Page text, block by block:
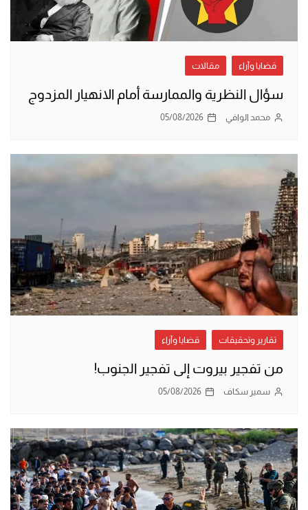
قضايا وآراء مقالات
سؤال النظرية والممارسة أمام الانهيار المزدوج
محمد الوافي 05/08/2026
تقارير وتحقيقات قضايا وآراء
من تفجير بيروت إلى تفجير الجنوب!
سمير سكاف 05/08/2026